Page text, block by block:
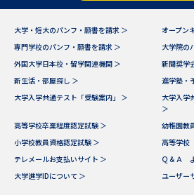
先輩が入学を決めた理由 テレ
新生活お役立ちガイド
大学で学びたい学問発見
大学・短大のパンフ・願書を請求 ＞
オープン
専門学校のパンフ・願書を請求 ＞
大学院の
外国大学日本校・留学関連機関 ＞
新聞奨学
新生活・部屋探し ＞
進学塾・
大学入学共通テスト「受験案内」 ＞
大学入学
＞
高等学校卒業程度認定試験 ＞
幼稚園教
小学校教員資格認定試験 ＞
高等学校
テレメールお支払いサイト ＞
Ｑ＆Ａ
大学進学IDについて ＞
ユーザー